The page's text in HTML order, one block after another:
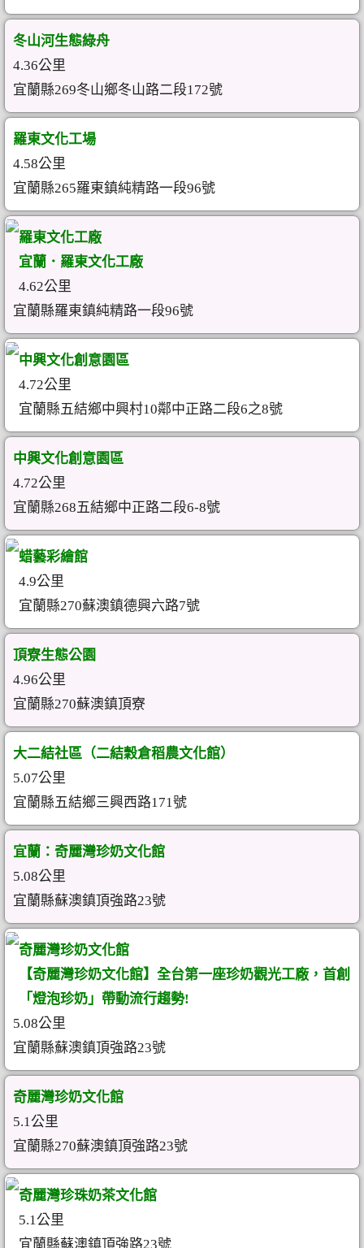
冬山河生態綠舟
4.36公里
宜蘭縣269冬山鄉冬山路二段172號
羅東文化工場
4.58公里
宜蘭縣265羅東鎮純精路一段96號
羅東文化工廠
宜蘭．羅東文化工廠
4.62公里
宜蘭縣羅東鎮純精路一段96號
中興文化創意園區
4.72公里
宜蘭縣五結鄉中興村10鄰中正路二段6之8號
中興文化創意園區
4.72公里
宜蘭縣268五結鄉中正路二段6-8號
蜡藝彩繪館
4.9公里
宜蘭縣270蘇澳鎮德興六路7號
頂寮生態公園
4.96公里
宜蘭縣270蘇澳鎮頂寮
大二結社區（二結穀倉稻農文化館）
5.07公里
宜蘭縣五結鄉三興西路171號
宜蘭：奇麗灣珍奶文化館
5.08公里
宜蘭縣蘇澳鎮頂強路23號
奇麗灣珍奶文化館
【奇麗灣珍奶文化館】全台第一座珍奶觀光工廠，首創
「燈泡珍奶」帶動流行趨勢!
5.08公里
宜蘭縣蘇澳鎮頂強路23號
奇麗灣珍奶文化館
5.1公里
宜蘭縣270蘇澳鎮頂強路23號
奇麗灣珍珠奶茶文化館
5.1公里
宜蘭縣蘇澳鎮頂強路23號